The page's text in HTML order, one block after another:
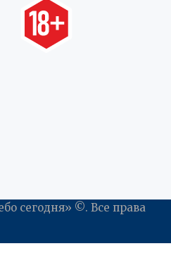
сегодня» ©. Все права